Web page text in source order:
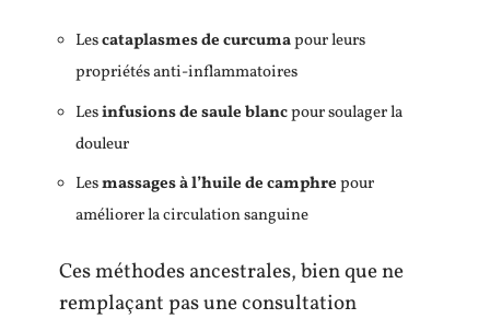
Lescataplasmes de curcumapour leurs
propriétés anti-inflammatoires
Lesinfusions de saule blancpour soulager la
douleur
Lesmassages à l’huile de camphrepour
améliorer la circulation sanguine
Ces méthodes ancestrales, bien que ne
remplaçant pas une consultation